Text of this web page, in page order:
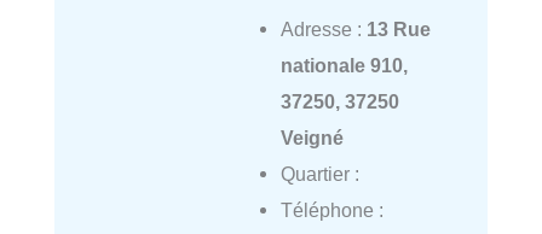
Adresse : 13 Rue
nationale 910,
37250, 37250
Veigné
Quartier :
Téléphone :